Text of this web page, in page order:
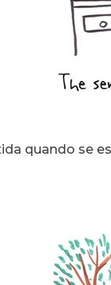
quando se